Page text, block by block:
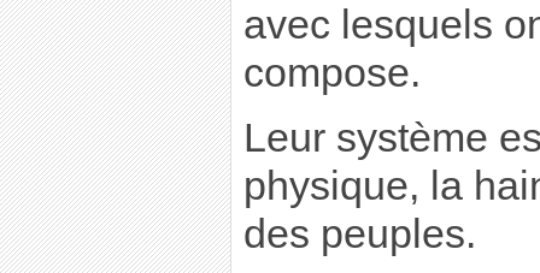
avec lesquels
compose.
Leur système
physique, la
des peuples.